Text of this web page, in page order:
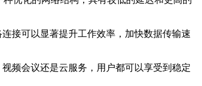
接可以显著提升工作效率，加快数据传输速
频会议还是云服务，用户都可以享受到稳定